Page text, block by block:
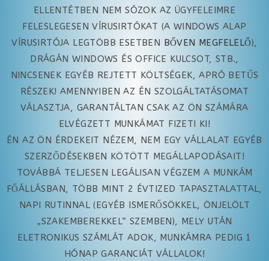
ELLENTÉTBEN NEM SÓZOK AZ ÜGYFELEIMRE
FELESLEGESEN VÍRUSIRTÓKAT (A WINDOWS ALAP
VÍRUSIRTÓJA LEGTÖBB ESETBEN BŐVEN MEGFELELŐ),
DRÁGÁN WINDOWS ÉS OFFICE KULCSOT, STB.,
NINCSENEK EGYÉB REJTETT KÖLTSÉGEK, APRÓ BETŰS
RÉSZEK! AMENNYIBEN AZ ÉN SZOLGÁLTATÁSOMAT
VÁLASZTJA, GARANTÁLTAN CSAK AZ ÖN SZÁMÁRA
ELVÉGZETT MUNKÁMAT FIZETI KI!
ÉN AZ ÖN ÉRDEKEIT NÉZEM, NEM EGY VÁLLALAT EGYÉB
SZERZŐDÉSEKBEN KÖTÖTT MEGÁLLAPODÁSAIT!
TOVÁBBÁ TELJESEN LEGÁLISAN VÉGZEM A MUNKÁM
FŐÁLLÁSBAN, TÖBB MINT 2 ÉVTIZED TAPASZTALATTAL,
NAPI RUTINNAL (EGYÉB ISMERŐSÖKKEL, ÖNJELÖLT
„SZAKEMBEREKKEL” SZEMBEN), MELY UTÁN
ELETRONIKUS SZÁMLÁT ADOK, MUNKÁMRA PEDIG 1
HÓNAP GARANCIÁT VÁLLALOK!